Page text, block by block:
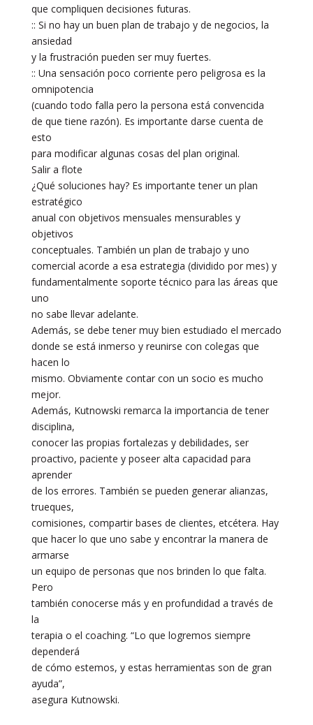
que compliquen decisiones futuras.
:: Si no hay un buen plan de trabajo y de negocios, la
ansiedad
y la frustración pueden ser muy fuertes.
:: Una sensación poco corriente pero peligrosa es la
omnipotencia
(cuando todo falla pero la persona está convencida
de que tiene razón). Es importante darse cuenta de
esto
para modificar algunas cosas del plan original.
Salir a flote
¿Qué soluciones hay? Es importante tener un plan
estratégico
anual con objetivos mensuales mensurables y
objetivos
conceptuales. También un plan de trabajo y uno
comercial acorde a esa estrategia (dividido por mes) y
fundamentalmente soporte técnico para las áreas que
uno
no sabe llevar adelante.
Además, se debe tener muy bien estudiado el mercado
donde se está inmerso y reunirse con colegas que
hacen lo
mismo. Obviamente contar con un socio es mucho
mejor.
Además, Kutnowski remarca la importancia de tener
disciplina,
conocer las propias fortalezas y debilidades, ser
proactivo, paciente y poseer alta capacidad para
aprender
de los errores. También se pueden generar alianzas,
trueques,
comisiones, compartir bases de clientes, etcétera. Hay
que hacer lo que uno sabe y encontrar la manera de
armarse
un equipo de personas que nos brinden lo que falta.
Pero
también conocerse más y en profundidad a través de
la
terapia o el coaching. “Lo que logremos siempre
dependerá
de cómo estemos, y estas herramientas son de gran
ayuda”,
asegura Kutnowski.